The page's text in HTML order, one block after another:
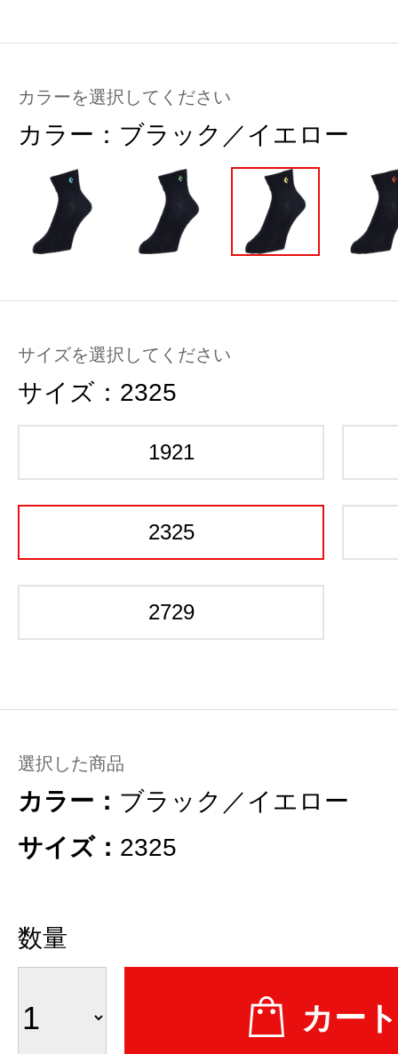
カラーを選択してください
カラー： ブラック／イエロー
サイズを選択してください
サイズ： 2325
1921
2325
2729
選択した商品
カラー： ブラック／イエロー
サイズ： 2325
数量